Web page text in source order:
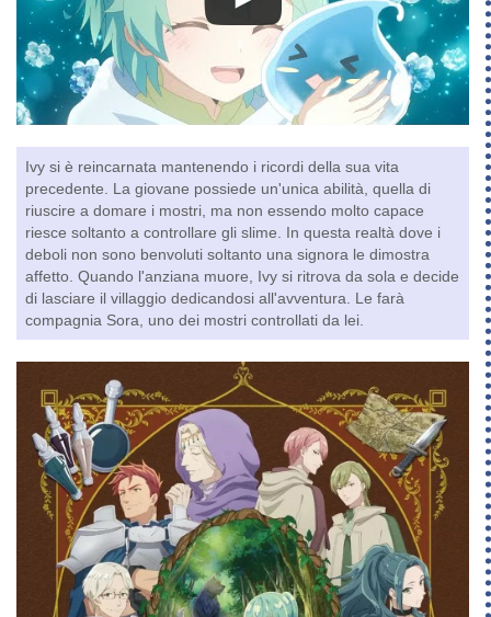
Ivy si è reincarnata mantenendo i ricordi della sua vita
precedente. La giovane possiede un'unica abilità, quella di
riuscire a domare i mostri, ma non essendo molto capace
riesce soltanto a controllare gli slime. In questa realtà dove i
deboli non sono benvoluti soltanto una signora le dimostra
affetto. Quando l'anziana muore, Ivy si ritrova da sola e decide
di lasciare il villaggio dedicandosi all'avventura. Le farà
compagnia Sora, uno dei mostri controllati da lei.